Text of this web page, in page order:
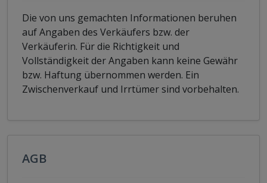
Die von uns gemachten Informationen beruhen
auf Angaben des Verkäufers bzw. der
Verkäuferin. Für die Richtigkeit und
Vollständigkeit der Angaben kann keine Gewähr
bzw. Haftung übernommen werden. Ein
Zwischenverkauf und Irrtümer sind vorbehalten.
AGB